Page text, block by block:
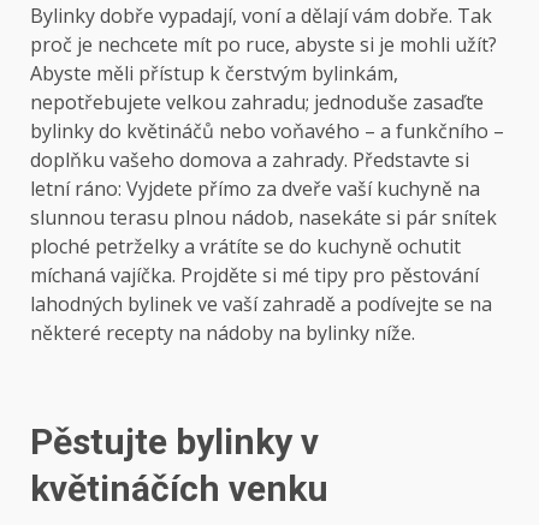
Bylinky dobře vypadají, voní a dělají vám dobře. Tak
proč je nechcete mít po ruce, abyste si je mohli užít?
Abyste měli přístup k čerstvým bylinkám,
nepotřebujete velkou zahradu; jednoduše zasaďte
bylinky do květináčů nebo voňavého – a funkčního –
doplňku vašeho domova a zahrady. Představte si
letní ráno: Vyjdete přímo za dveře vaší kuchyně na
slunnou terasu plnou nádob, nasekáte si pár snítek
ploché petrželky a vrátíte se do kuchyně ochutit
míchaná vajíčka. Projděte si mé tipy pro pěstování
lahodných bylinek ve vaší zahradě a podívejte se na
některé recepty na nádoby na bylinky níže.
Pěstujte bylinky v
květináčích venku